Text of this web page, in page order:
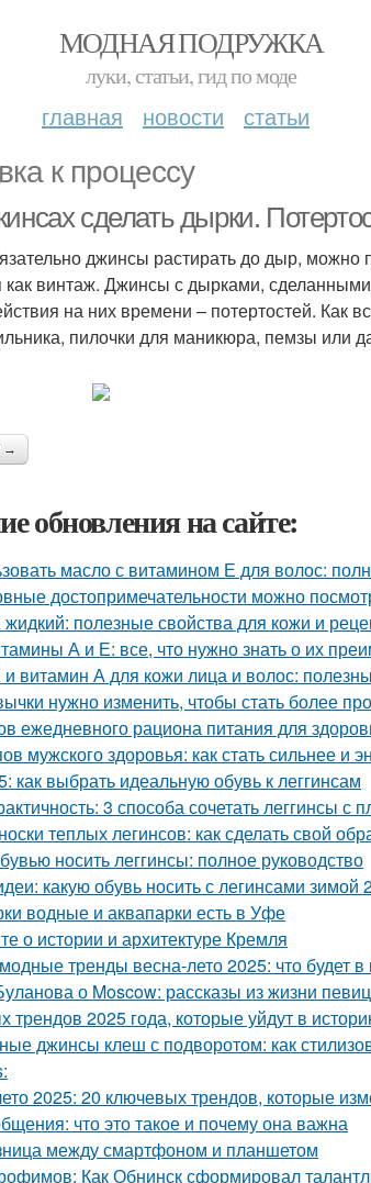
МОДНАЯ ПОДРУЖКА
луки, статьи, гид по моде
главная новости статьи
к процессу
сделать дырки.
джинсы растирать до дыр, можно
как винтаж. Джинсы с дырками,
на них времени – потертостей. Как
пилочки для маникюра, пемзы или
→
обновления на сайте:
масло с витамином Е для волос:
достопримечательности можно
полезные свойства для кожи и
А и Е: все, что нужно знать о их
витамин А для кожи лица и волос:
нужно изменить, чтобы стать более
ежедневного рациона питания для
мужского здоровья: как стать сильнее и
как выбрать идеальную обувь к леггинсам
3 способа сочетать леггинсы с
теплых легинсов: как сделать свой
носить леггинсы: полное руководство
какую обувь носить с легинсами зимой
водные и аквапарки есть в Уфе
о истории и архитектуре Кремля
тренды весна-лето 2025: что будет
о Moscow: рассказы из жизни
трендов 2025 года, которые уйдут в
джинсы клеш с подворотом: как
2025: 20 ключевых трендов, которые
что это такое и почему она важна
между смартфоном и планшетом
Как Обнинск сформировал